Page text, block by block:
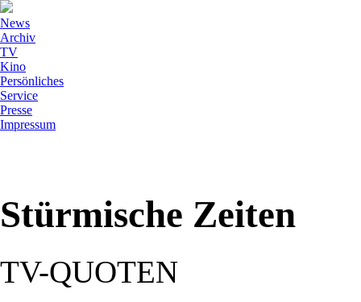
News
Archiv
TV
Kino
Persönliches
Service
Presse
Impressum
Stürmische Zeiten
TV-QUOTEN